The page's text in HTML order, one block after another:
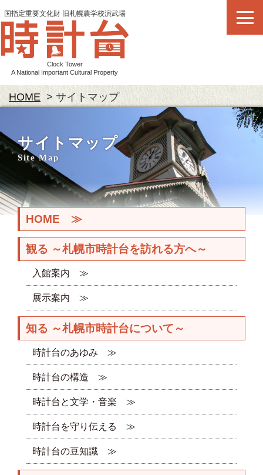
国指定重要文化財 旧札幌農学校演武場
Clock Tower
A National Important Cultural Property
HOME サイトマップ
サイトマップ
Site Map
HOME ≫
観る ～札幌市時計台を訪れる方へ～
入館案内 ≫
展示案内 ≫
知る ～札幌市時計台について～
時計台のあゆみ ≫
時計台の構造 ≫
時計台と文学・音楽 ≫
時計台を守り伝える ≫
時計台の豆知識 ≫